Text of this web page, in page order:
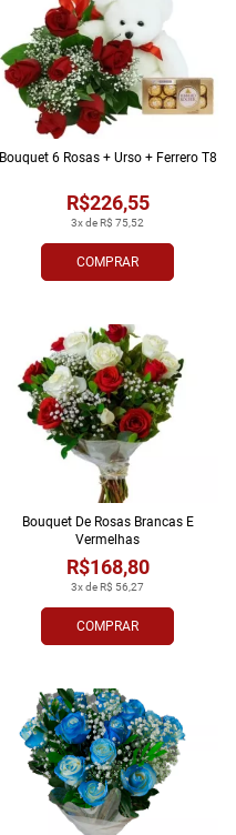
COMPRAR
3x de R$ 75,52
R$226,55
Bouquet 6 Rosas + Urso + Ferrero T8
COMPRAR
3x de R$ 56,27
R$168,80
Bouquet De Rosas Brancas E
Vermelhas